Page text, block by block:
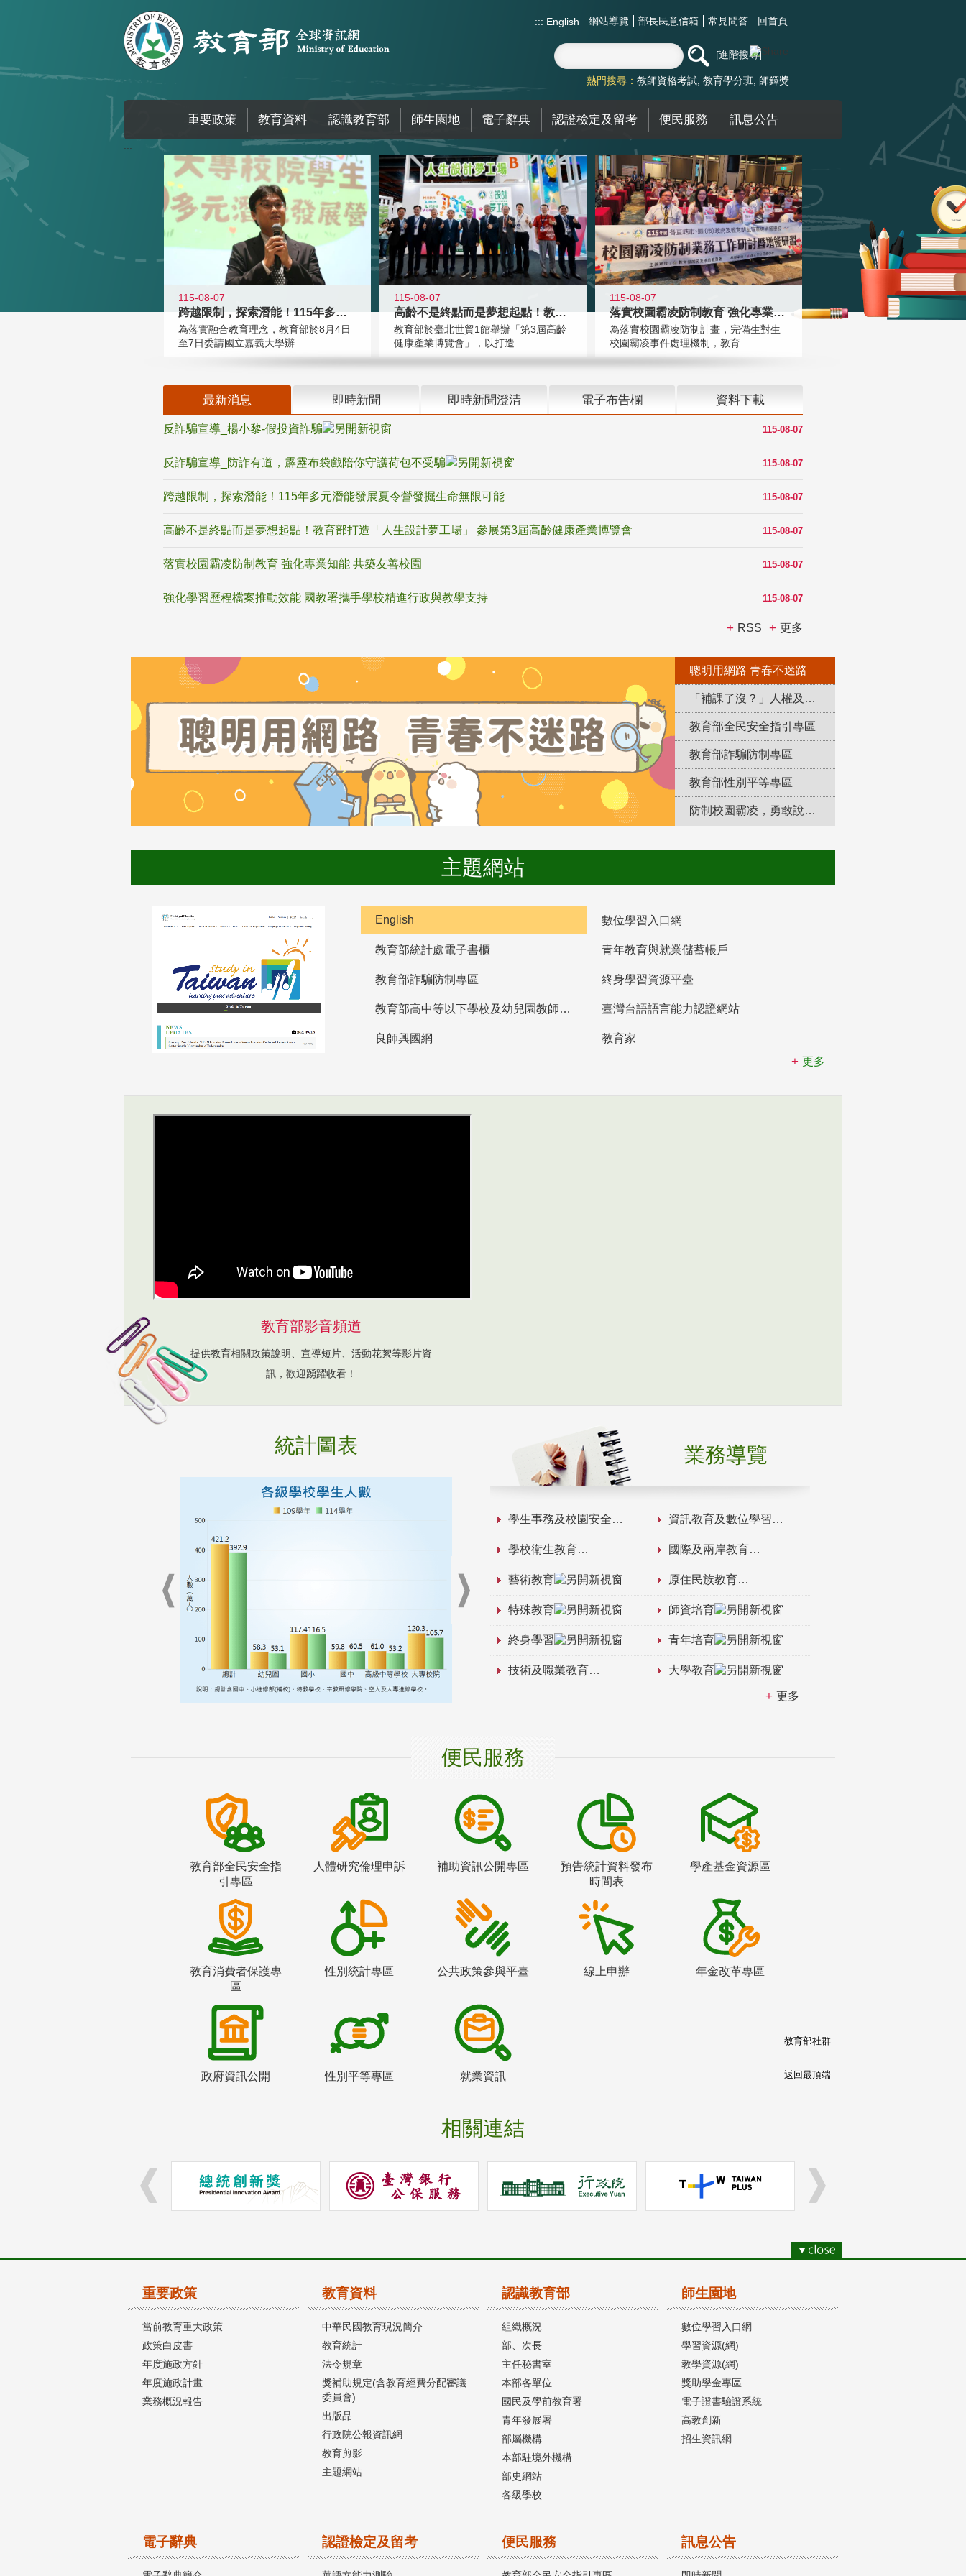
::: English 網站導覽 部長民意信箱 常見問答 回首頁
進階搜尋
熱門搜尋： 教師資格考試 教育學分班 師鐸獎
重要政策 教育資料 認識教育部 師生園地 電子辭典 認證檢定及留考 便民服務 訊息公告
:::
115-08-07
跨越限制，探索潛能！115年多元潛
為落實融合教育理念，教育部於8月4日
至7日委請國立嘉義大學辦...
115-08-07
高齡不是終點而是夢想起點！教育部打
教育部於臺北世貿1館舉辦「第3屆高齡
健康產業博覽會」，以打造...
115-08-07
落實校園霸凌防制教育 強化專業知能
為落實校園霸凌防制計畫，完備生對生
校園霸凌事件處理機制，教育...
最新消息 即時新聞 即時新聞澄清 電子布告欄 資料下載
115-08-07
反詐騙宣導_楊小黎-假投資詐騙
115-08-07
反詐騙宣導_防詐有道，霹靂布袋戲陪你守護荷包不受騙
115-08-07
跨越限制，探索潛能！115年多元潛能發展夏令營發掘生命無限可能
115-08-07
高齡不是終點而是夢想起點！教育部打造「人生設計夢工場」 參展第3屆高齡健康產業博覽會
115-08-07
落實校園霸凌防制教育 強化專業知能 共築友善校園
115-08-07
強化學習歷程檔案推動效能 國教署攜手學校精進行政與教學支持
RSS 更多
聰明用網路 青春不迷路
「補課了沒？」人權及轉型正義教育專區
教育部全民安全指引專區
教育部詐騙防制專區
教育部性別平等專區
防制校園霸凌，勇敢說出來！
主題網站
English 數位學習入口網
教育部統計處電子書櫃 青年教育與就業儲蓄帳戶
教育部詐騙防制專區 終身學習資源平臺
教育部高中等以下學校及幼兒園教師資格檢定考試 臺灣台語語言能力認證網站
良師興國網
教育家
更多
教育部影音頻道
提供教育相關政策說明、宣導短片、活動花絮等影片資
訊，歡迎踴躍收看！
統計圖表 業務導覽
學生事務及校園安全 資訊教育及數位學習
學校衛生教育 國際及兩岸教育
藝術教育 原住民族教育
特殊教育 師資培育
終身學習 青年培育
技術及職業教育 大學教育
更多
便民服務
教育部全民安全指
引專區
人體研究倫理申訴 補助資訊公開專區
預告統計資料發布
時間表
學產基金資源區
教育消費者保護專
區
性別統計專區 公共政策參與平臺 線上申辦 年金改革專區
政府資訊公開 性別平等專區 就業資訊
相關連結
教育部社群
返回最頂端
重要政策
當前教育重大政策
政策白皮書
年度施政方針
年度施政計畫
業務概況報告
教育資料
中華民國教育現況簡介
教育統計
法令規章
獎補助規定(含教育經費分配審議
委員會)
出版品
行政院公報資訊網
教育剪影
主題網站
認識教育部
組織概況
部、次長
主任秘書室
本部各單位
國民及學前教育署
青年發展署
部屬機構
本部駐境外機構
部史網站
各級學校
師生園地
數位學習入口網
學習資源(網)
教學資源(網)
獎助學金專區
電子證書驗證系統
高教創新
招生資訊網
電子辭典 認證檢定及留考 便民服務 訊息公告